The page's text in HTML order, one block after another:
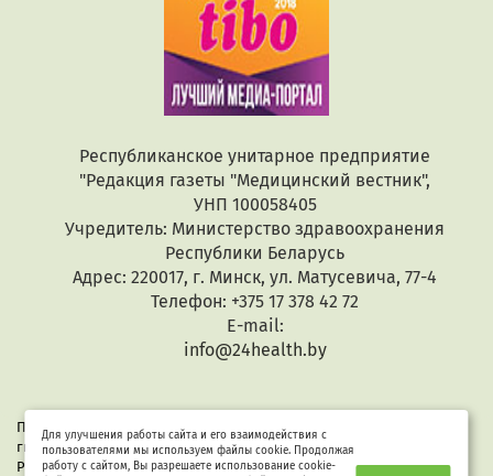
Республиканское унитарное предприятие
"Редакция газеты "Медицинский вестник",
УНП 100058405
Учредитель: Министерство здравоохранения
Республики Беларусь
Адрес: 220017, г. Минск, ул. Матусевича, 77-4
Телефон: +375 17 378 42 72
E-mail:
info@24health.by
При копировании или цитировании текстов активная
гиперссылка обязательна. Все материалы защищены законом
Республики Беларусь «Об авторском праве и смежных правах».
Для улучшения работы сайта и его взаимодействия с
пользователями мы используем файлы cookie. Продолжая
работу с сайтом, Вы разрешаете использование cookie-